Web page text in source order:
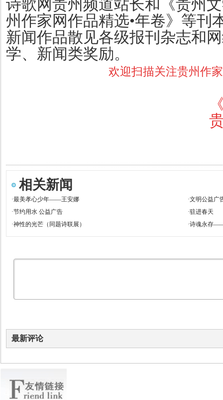
诗歌网贵州频道站长和《贵州
州作家网作品精选•年卷》等刊
新闻作品散见各级报刊杂志和
学、新闻类奖励。
欢迎扫描关注贵州作
相关新闻
·最美孝心少年——王安娜 ·文明公益广
·节约用水 公益广告 ·驻进春天
·神性的光芒（同题诗联展） ·诗魂永存
最新评论